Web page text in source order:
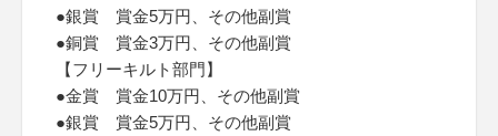
●銀賞 賞金5万円、その他副賞
●銅賞 賞金3万円、その他副賞
【フリーキルト部門】
●金賞 賞金10万円、その他副賞
●銀賞 賞金5万円、その他副賞